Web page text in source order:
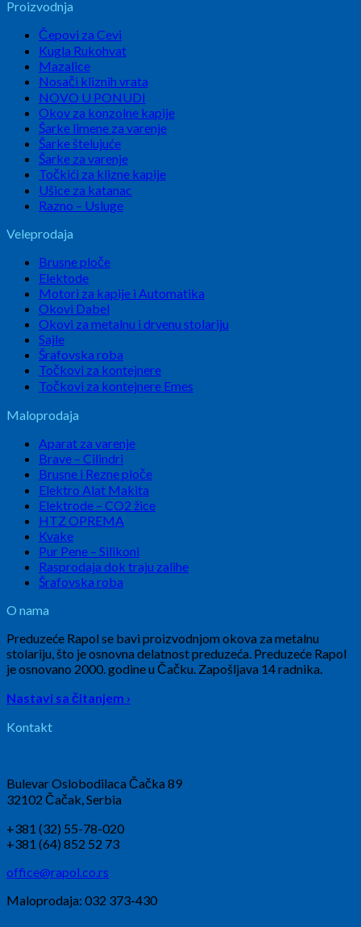
Proizvodnja
Čepovi za Cevi
Kugla Rukohvat
Mazalice
Nosači kliznih vrata
NOVO U PONUDI
Okov za konzolne kapije
Šarke limene za varenje
Šarke štelujuće
Šarke za varenje
Točkići za klizne kapije
Ušice za katanac
Razno – Usluge
Veleprodaja
Brusne ploče
Elektode
Motori za kapije i Automatika
Okovi Dabel
Okovi za metalnu i drvenu stolariju
Sajle
Šrafovska roba
Točkovi za kontejnere
Točkovi za kontejnere Emes
Maloprodaja
Aparat za varenje
Brave – Cilindri
Brusne i Rezne ploče
Elektro Alat Makita
Elektrode – CO2 žice
HTZ OPREMA
Kvake
Pur Pene – Silikoni
Rasprodaja dok traju zalihe
Šrafovska roba
O nama
Preduzeće Rapol se bavi proizvodnjom okova za metalnu
stolariju, što je osnovna delatnost preduzeća. Preduzeće Rapol
je osnovano 2000. godine u Čačku. Zapošljava 14 radnika.
Nastavi sa čitanjem ›
Kontakt
Bulevar Oslobodilaca Čačka 89
32102 Čačak, Serbia
+381 (32) 55-78-020
+381 (64) 852 52 73
office@rapol.co.rs
Maloprodaja: 032 373-430